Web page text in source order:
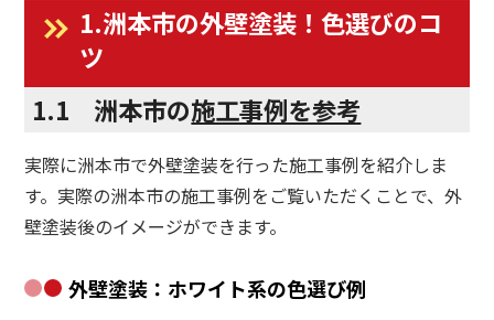
1.洲本市の外壁塗装！色選びのコ
ツ
1.1 洲本市の施工事例を参考
実際に洲本市で外壁塗装を行った施工事例を紹介しま
す。実際の洲本市の施工事例をご覧いただくことで、外
壁塗装後のイメージができます。
外壁塗装：ホワイト系の色選び例